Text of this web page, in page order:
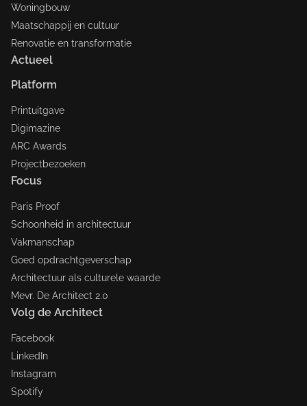
Woningbouw
Maatschappij en cultuur
Renovatie en transformatie
Actueel
Platform
Printuitgave
Digimazine
ARC Awards
Projectbezoeken
Focus
Paris Proof
Schoonheid in architectuur
Vakmanschap
Goed opdrachtgeverschap
Architectuur als culturele waarde
Mevr. De Architect 2.0
Volg de Architect
Facebook
LinkedIn
Instagram
Spotify